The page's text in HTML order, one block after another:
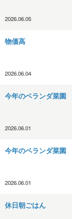
2026.06.05
物価高
2026.06.04
今年のベランダ菜園
2026.06.01
今年のベランダ菜園
2026.06.01
休日朝ごはん